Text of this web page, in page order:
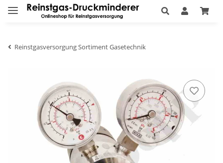
Reinstgasversorgung Sortiment Gasetechnik